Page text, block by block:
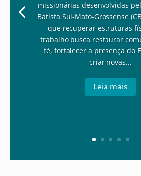
missionárias desenvolvidas
Batista Sul-Mato-Grossense
que recuperar estruturas
trabalho busca restaurar
fé, fortalecer a presença do
criar novas...
Leia mais